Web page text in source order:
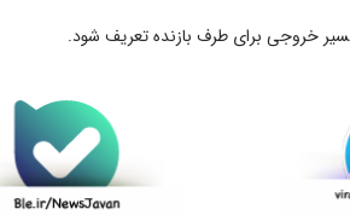
خروجی برای طرف بازنده تعریف شود.